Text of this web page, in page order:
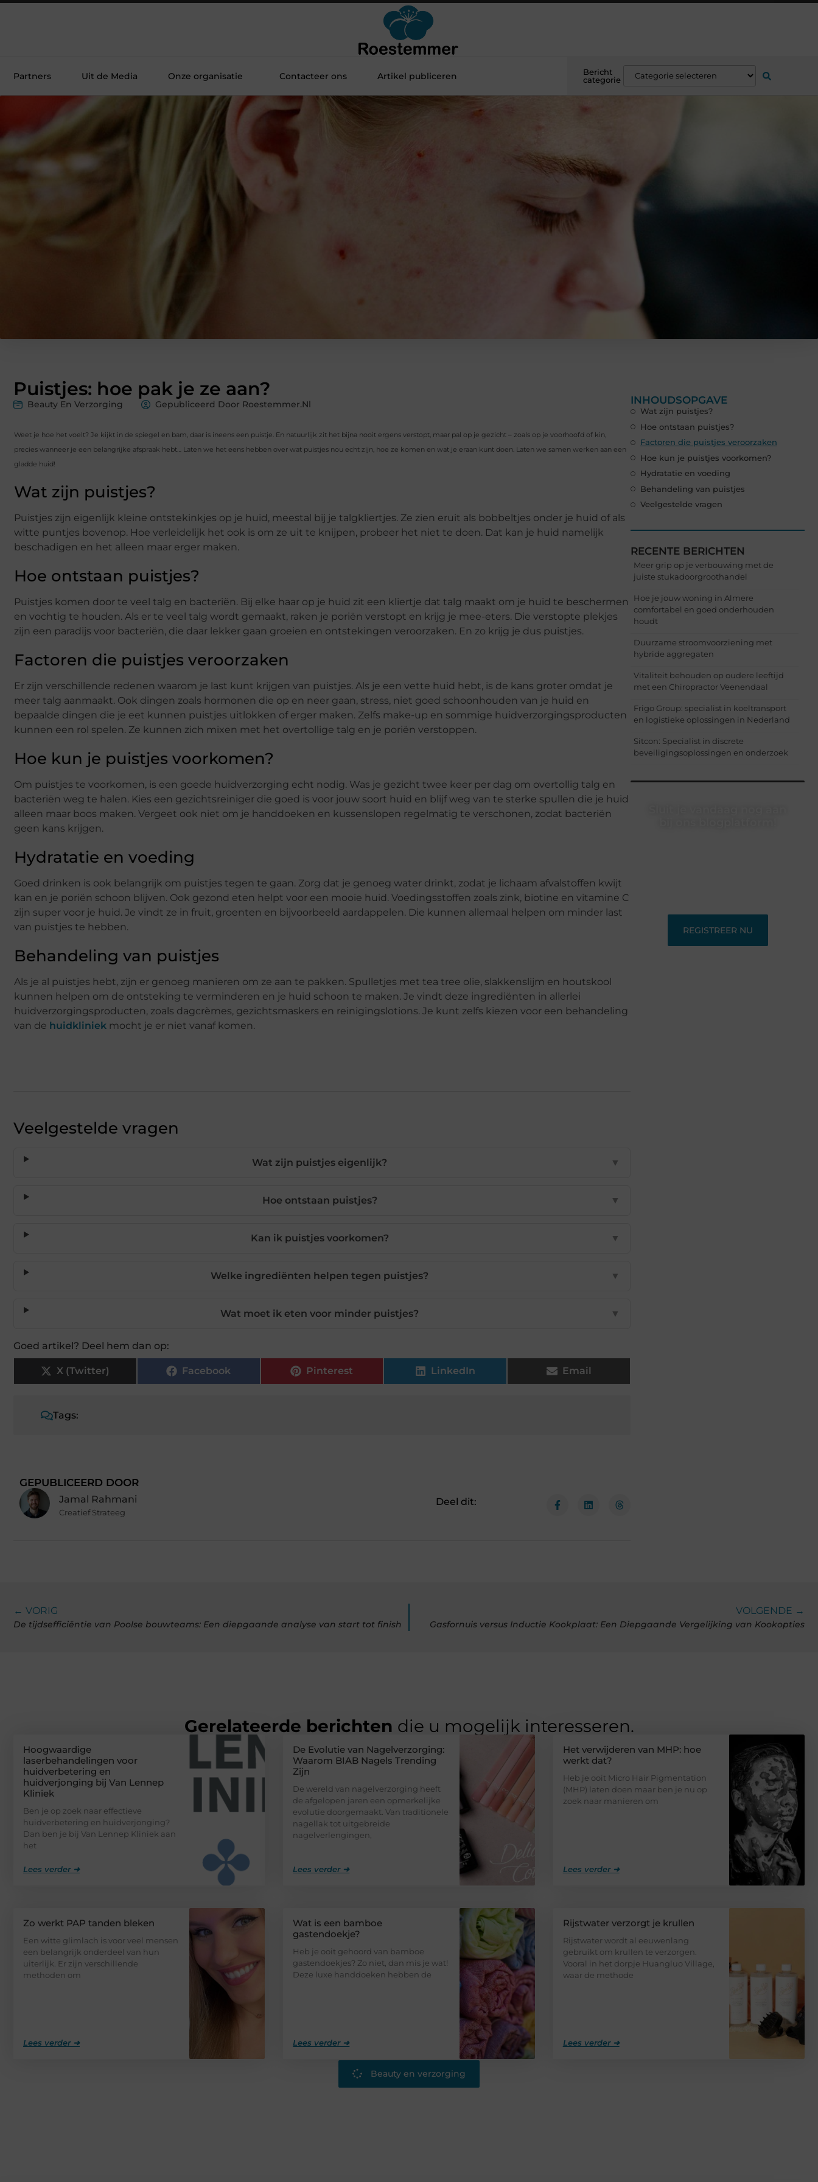
Partners Uit de Media Onze organisatie Contacteer ons Artikel publiceren
Bericht
categorie
Puistjes: hoe pak je ze aan?
Beauty En Verzorging Gepubliceerd Door Roestemmer.nl
Weet je hoe het voelt? Je kijkt in de spiegel en bam, daar is ineens een puistje. En natuurlijk zit het bijna nooit ergens verstopt, maar pal op je gezicht – zoals op je voorhoofd of kin,
precies wanneer je een belangrijke afspraak hebt… Laten we het eens hebben over wat puistjes nou echt zijn, hoe ze komen en wat je eraan kunt doen. Laten we samen werken aan een
gladde huid!
Wat zijn puistjes?
Puistjes zijn eigenlijk kleine ontstekinkjes op je huid, meestal bij je talgkliertjes. Ze zien eruit als bobbeltjes onder je huid of als
witte puntjes bovenop. Hoe verleidelijk het ook is om ze uit te knijpen, probeer het niet te doen. Dat kan je huid namelijk
beschadigen en het alleen maar erger maken.
Hoe ontstaan puistjes?
Puistjes komen door te veel talg en bacteriën. Bij elke haar op je huid zit een kliertje dat talg maakt om je huid te beschermen
en vochtig te houden. Als er te veel talg wordt gemaakt, raken je poriën verstopt en krijg je mee-eters. Die verstopte plekjes
zijn een paradijs voor bacteriën, die daar lekker gaan groeien en ontstekingen veroorzaken. En zo krijg je dus puistjes.
Factoren die puistjes veroorzaken
Er zijn verschillende redenen waarom je last kunt krijgen van puistjes. Als je een vette huid hebt, is de kans groter omdat je
meer talg aanmaakt. Ook dingen zoals hormonen die op en neer gaan, stress, niet goed schoonhouden van je huid en
bepaalde dingen die je eet kunnen puistjes uitlokken of erger maken. Zelfs make-up en sommige huidverzorgingsproducten
kunnen een rol spelen. Ze kunnen zich mixen met het overtollige talg en je poriën verstoppen.
Hoe kun je puistjes voorkomen?
Om puistjes te voorkomen, is een goede huidverzorging echt nodig. Was je gezicht twee keer per dag om overtollig talg en
bacteriën weg te halen. Kies een gezichtsreiniger die goed is voor jouw soort huid en blijf weg van te sterke spullen die je huid
alleen maar boos maken. Vergeet ook niet om je handdoeken en kussenslopen regelmatig te verschonen, zodat bacteriën
geen kans krijgen.
Hydratatie en voeding
Goed drinken is ook belangrijk om puistjes tegen te gaan. Zorg dat je genoeg water drinkt, zodat je lichaam afvalstoffen kwijt
kan en je poriën schoon blijven. Ook gezond eten helpt voor een mooie huid. Voedingsstoffen zoals zink, biotine en vitamine C
zijn super voor je huid. Je vindt ze in fruit, groenten en bijvoorbeeld aardappelen. Die kunnen allemaal helpen om minder last
van puistjes te hebben.
Behandeling van puistjes
Als je al puistjes hebt, zijn er genoeg manieren om ze aan te pakken. Spulletjes met tea tree olie, slakkenslijm en houtskool
kunnen helpen om de ontsteking te verminderen en je huid schoon te maken. Je vindt deze ingrediënten in allerlei
huidverzorgingsproducten, zoals dagcrèmes, gezichtsmaskers en reinigingslotions. Je kunt zelfs kiezen voor een behandeling
van de huidkliniek mocht je er niet vanaf komen.
Veelgestelde vragen
Wat zijn puistjes eigenlijk? ▼
Hoe ontstaan puistjes? ▼
Kan ik puistjes voorkomen? ▼
Welke ingrediënten helpen tegen puistjes? ▼
Wat moet ik eten voor minder puistjes? ▼
Goed artikel? Deel hem dan op:
X (Twitter) Facebook Pinterest LinkedIn Email
Tags:
GEPUBLICEERD DOOR
Jamal Rahmani
Creatief Strateeg
Deel dit:
INHOUDSOPGAVE
Wat zijn puistjes?
Hoe ontstaan puistjes?
Factoren die puistjes veroorzaken
Hoe kun je puistjes voorkomen?
Hydratatie en voeding
Behandeling van puistjes
Veelgestelde vragen
RECENTE BERICHTEN
Meer grip op je verbouwing met de
juiste stukadoorgroothandel
Hoe je jouw woning in Almere
comfortabel en goed onderhouden
houdt
Duurzame stroomvoorziening met
hybride aggregaten
Vitaliteit behouden op oudere leeftijd
met een Chiropractor Veenendaal
Frigo Group: specialist in koeltransport
en logistieke oplossingen in Nederland
Sitcon: Specialist in discrete
beveiligingsoplossingen en onderzoek
REGISTREER NU
← VORIG
De tijdsefficiëntie van Poolse bouwteams: Een diepgaande analyse van start tot finish
VOLGENDE →
Gasfornuis versus Inductie Kookplaat: Een Diepgaande Vergelijking van Kookopties
Gerelateerde berichten die u mogelijk interesseren.
Hoogwaardige
laserbehandelingen voor
huidverbetering en
huidverjonging bij Van Lennep
Kliniek
Ben je op zoek naar effectieve
huidverbetering en huidverjonging?
Dan ben je bij Van Lennep Kliniek aan
het
Lees verder ➜
De Evolutie van Nagelverzorging:
Waarom BIAB Nagels Trending
Zijn
De wereld van nagelverzorging heeft
de afgelopen jaren een opmerkelijke
evolutie doorgemaakt. Van traditionele
nagellak tot uitgebreide
nagelverlengingen,
Lees verder ➜
Het verwijderen van MHP: hoe
werkt dat?
Heb je ooit Micro Hair Pigmentation
(MHP) laten doen maar ben je nu op
zoek naar manieren om
Lees verder ➜
Zo werkt PAP tanden bleken
Een witte glimlach is voor veel mensen
een belangrijk onderdeel van hun
uiterlijk. Er zijn verschillende
methoden om
Lees verder ➜
Wat is een bamboe
gastendoekje?
Heb je ooit gehoord van bamboe
gastendoekjes? Zo niet, dan mis je wat!
Deze luxe handdoeken hebben de
Lees verder ➜
Rijstwater verzorgt je krullen
Rijstwater wordt al eeuwenlang
gebruikt om krullen te verzorgen.
Vooral in het dorpje Huangluo Village,
waar de methode
Lees verder ➜
Beauty en verzorging